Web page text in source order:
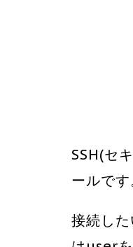
SSH(セ
ールで
接続し